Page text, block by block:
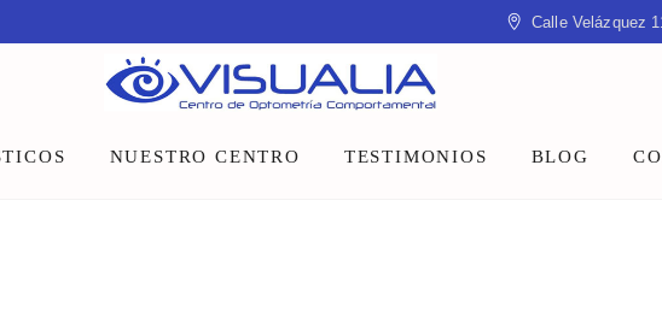
Calle Velázquez
NUESTRO CENTRO TESTIMONIOS BLOG